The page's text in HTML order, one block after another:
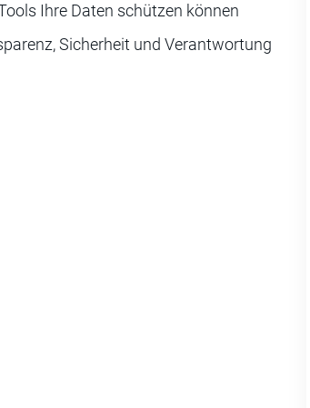
Ihre Daten schützen können
Sicherheit und Verantwortung